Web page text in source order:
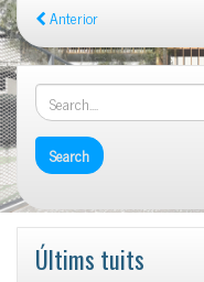
Anterior
Últims tuits